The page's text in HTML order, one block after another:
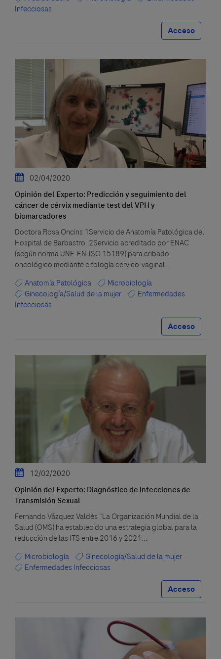
Infecciosas
Acceso
02/04/2020
Opinión del Experto: Predicción y seguimiento del
cáncer de cérvix mediante test del VPH y
biomarcadores
Doctora Rosa Oncins 1Servicio de Anatomía Patológica del
Hospital de Barbastro. 2Servicio acreditado por ENAC
(según norma UNE-EN-ISO 15189) para cribado
oncológico mediante citología cervico-vaginal...
Anatomía Patológica
Microbiología
Ginecología/Salud de la mujer
Enfermedades
Infecciosas
Acceso
12/02/2020
Opinión del Experto: Diagnóstico de Infecciones de
Transmisión Sexual
Fernando Vázquez Valdés "La Organización Mundial de la
Salud (OMS) ha establecido una estrategia global para la
reducción de las ITS entre 2016 y 2021...
Microbiología
Ginecología/Salud de la mujer
Enfermedades Infecciosas
Acceso